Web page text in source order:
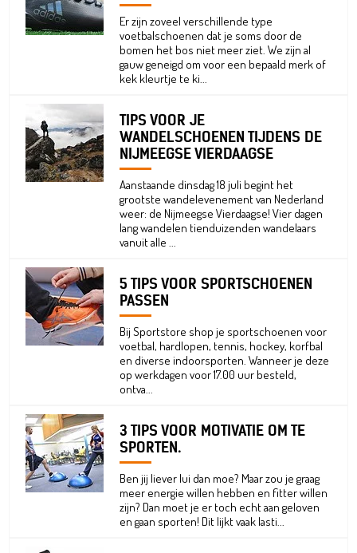
Er zijn zoveel verschillende type
voetbalschoenen dat je soms door de
bomen het bos niet meer ziet. We zijn al
gauw geneigd om voor een bepaald merk of
kek kleurtje te ki...
TIPS VOOR JE
WANDELSCHOENEN TIJDENS DE
NIJMEEGSE VIERDAAGSE
Aanstaande dinsdag 18 juli begint het
grootste wandelevenement van Nederland
weer: de Nijmeegse Vierdaagse! Vier dagen
lang wandelen tienduizenden wandelaars
vanuit alle ...
5 TIPS VOOR SPORTSCHOENEN
PASSEN
Bij Sportstore shop je sportschoenen voor
voetbal, hardlopen, tennis, hockey, korfbal
en diverse indoorsporten. Wanneer je deze
op werkdagen voor 17.00 uur besteld,
ontva...
3 TIPS VOOR MOTIVATIE OM TE
SPORTEN.
Ben jij liever lui dan moe? Maar zou je graag
meer energie willen hebben en fitter willen
zijn? Dan moet je er toch echt aan geloven
en gaan sporten! Dit lijkt vaak lasti...